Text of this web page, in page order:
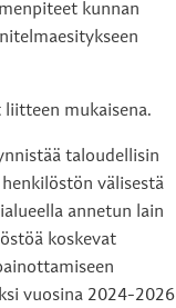
kunnan
liitteen mukaisena.
taloudellisin
välisestä
annetun lain
koskevat
vuosina 2024-2026